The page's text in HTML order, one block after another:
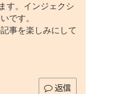
す。インジェクシ
です。
事を楽しみにして
返信